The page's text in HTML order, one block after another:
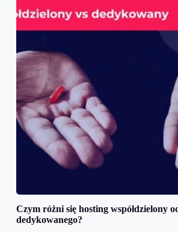
Czym różni się hosting współdzielony
dedykowanego?